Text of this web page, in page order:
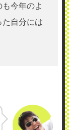
も今年のよ
た自分には